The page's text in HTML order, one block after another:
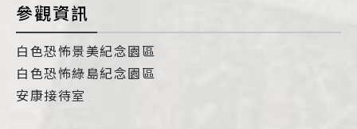
參觀資訊
白色恐怖景美紀念園區
白色恐怖綠島紀念園區
安康接待室